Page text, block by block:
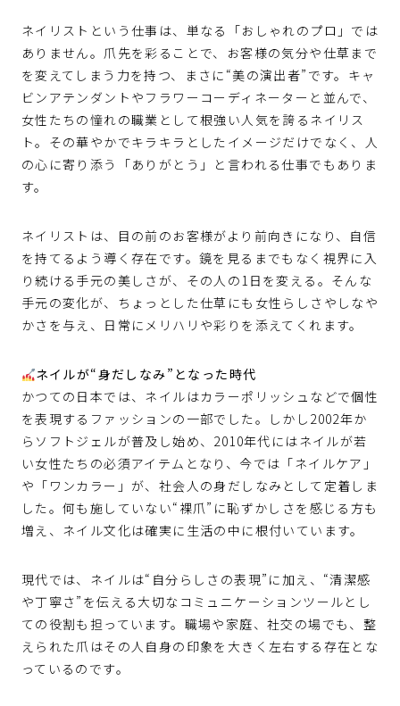
ネイリストという仕事は、単なる「おしゃれのプロ」では
ありません。爪先を彩ることで、お客様の気分や仕草まで
を変えてしまう力を持つ、まさに“美の演出者”です。キャ
ビンアテンダントやフラワーコーディネーターと並んで、
女性たちの憧れの職業として根強い人気を誇るネイリス
ト。その華やかでキラキラとしたイメージだけでなく、人
の心に寄り添う「ありがとう」と言われる仕事でもありま
す。
ネイリストは、目の前のお客様がより前向きになり、自信
を持てるよう導く存在です。鏡を見るまでもなく視界に入
り続ける手元の美しさが、その人の1日を変える。そんな
手元の変化が、ちょっとした仕草にも女性らしさやしなや
かさを与え、日常にメリハリや彩りを添えてくれます。
ネイルが“身だしなみ”となった時代
かつての日本では、ネイルはカラーポリッシュなどで個性
を表現するファッションの一部でした。しかし2002年か
らソフトジェルが普及し始め、2010年代にはネイルが若
い女性たちの必須アイテムとなり、今では「ネイルケア」
や「ワンカラー」が、社会人の身だしなみとして定着しま
した。何も施していない“裸爪”に恥ずかしさを感じる方も
増え、ネイル文化は確実に生活の中に根付いています。
現代では、ネイルは“自分らしさの表現”に加え、“清潔感
や丁寧さ”を伝える大切なコミュニケーションツールとし
ての役割も担っています。職場や家庭、社交の場でも、整
えられた爪はその人自身の印象を大きく左右する存在とな
っているのです。